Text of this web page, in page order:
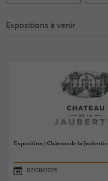
Expositions à venir
Exposition | Château de la Jaubertie
07/08/2026